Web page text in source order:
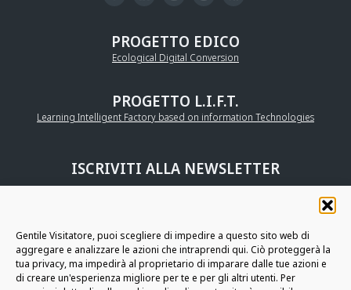
Gentile Visitatore, puoi scegliere di impedire a questo sito web di
aggregare e analizzare le azioni che intraprendi qui. Ciò proteggerà la
tua privacy, ma impedirà al proprietario di imparare dalle tue azioni e
di creare un'esperienza migliore per te e per gli altri utenti. Per
PROGETTO EDICO
Ecological Digital Conversion
PROGETTO L.I.F.T.
Learning Intelligent Factory based on information Technologies
ISCRIVITI ALLA NEWSLETTER
RESTIAMO IN CONTATTO